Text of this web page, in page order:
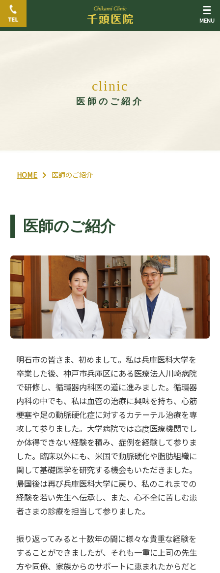
clinic
医師のご紹介
HOME 医師のご紹介
医師のご紹介
明石市の皆さま、初めまして。私は兵庫医科大学を
卒業した後、神戸市兵庫区にある医療法人川崎病院
で研修し、循環器内科医の道に進みました。循環器
内科の中でも、私は血管の治療に興味を持ち、心筋
梗塞や足の動脈硬化症に対するカテーテル治療を専
攻して参りました。大学病院では高度医療機関でし
か体得できない経験を積み、症例を経験して参りま
した。臨床以外にも、米国で動脈硬化や脂肪組織に
関して基礎医学を研究する機会もいただきました。
帰国後は再び兵庫医科大学に戻り、私のこれまでの
経験を若い先生へ伝承し、また、心不全に苦しむ患
者さまの診療を担当して参りました。
振り返ってみると十数年の間に様々な貴重な経験を
することができましたが、それも一重に上司の先生
方や同僚、家族からのサポートに恵まれたからだと